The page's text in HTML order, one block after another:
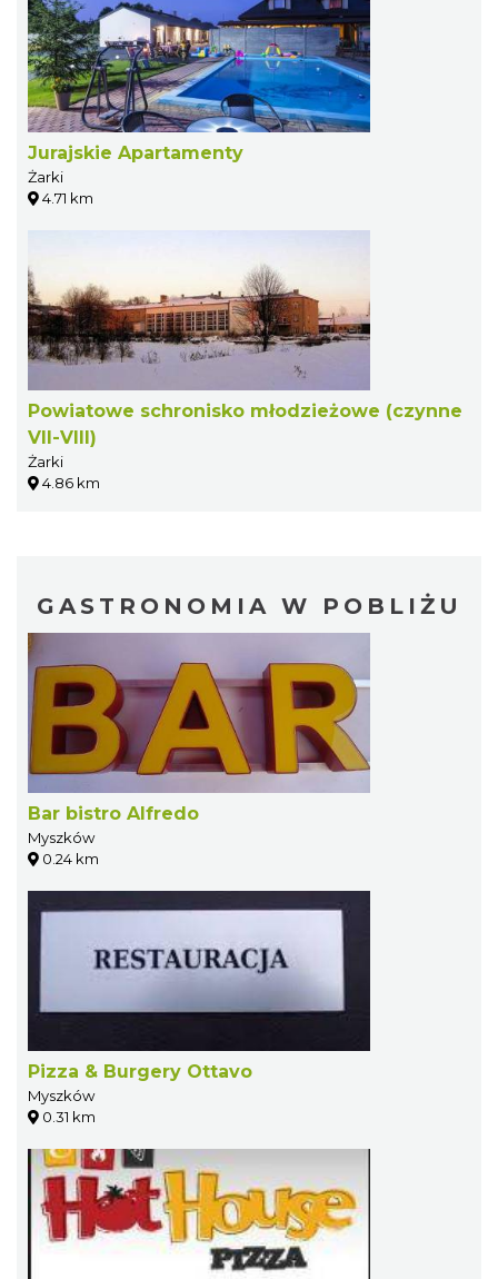
Jurajskie Apartamenty
Żarki
4.71 km
Powiatowe schronisko młodzieżowe (czynne
VII-VIII)
Żarki
4.86 km
GASTRONOMIA W POBLIŻU
Bar bistro Alfredo
Myszków
0.24 km
Pizza & Burgery Ottavo
Myszków
0.31 km